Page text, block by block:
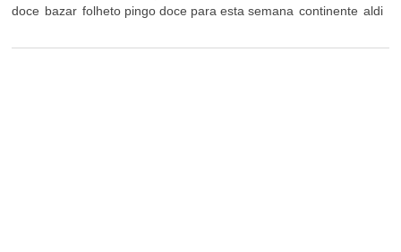
doce bazar folheto pingo doce para esta semana continente aldi